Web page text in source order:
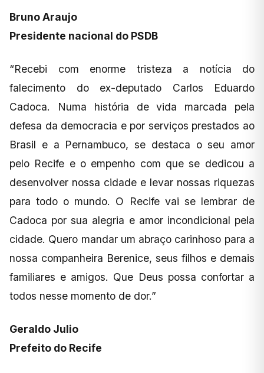
Bruno Araujo
Presidente nacional do PSDB
“Recebi com enorme tristeza a notícia do
falecimento do ex-deputado Carlos Eduardo
Cadoca. Numa história de vida marcada pela
defesa da democracia e por serviços prestados ao
Brasil e a Pernambuco, se destaca o seu amor
pelo Recife e o empenho com que se dedicou a
desenvolver nossa cidade e levar nossas riquezas
para todo o mundo. O Recife vai se lembrar de
Cadoca por sua alegria e amor incondicional pela
cidade. Quero mandar um abraço carinhoso para a
nossa companheira Berenice, seus filhos e demais
familiares e amigos. Que Deus possa confortar a
todos nesse momento de dor.”
Geraldo Julio
Prefeito do Recife